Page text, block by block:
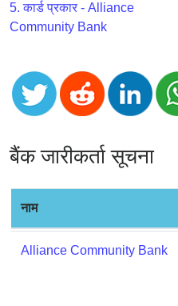
CC
Generator
Banks
Credit
Validator
Card
Random
5. कार्ड प्रकार - Alliance
Community Bank
बैंक जारीकर्ता सूचना
नाम
Alliance Community Bank